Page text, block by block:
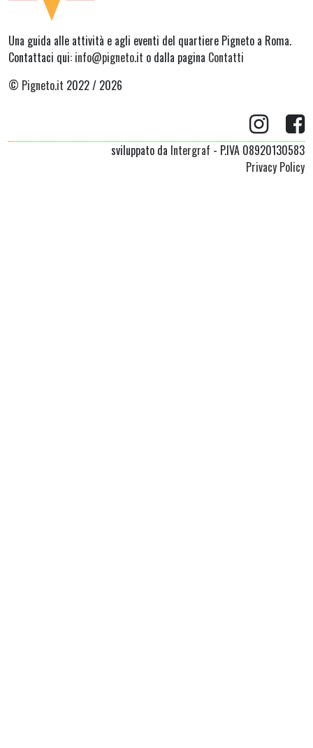
Una guida alle attività e agli eventi del quartiere Pigneto a Roma.
Contattaci qui: info@pigneto.it o dalla pagina Contatti
© Pigneto.it 2022 / 2026
sviluppato da Intergraf - P.IVA 08920130583
Privacy Policy